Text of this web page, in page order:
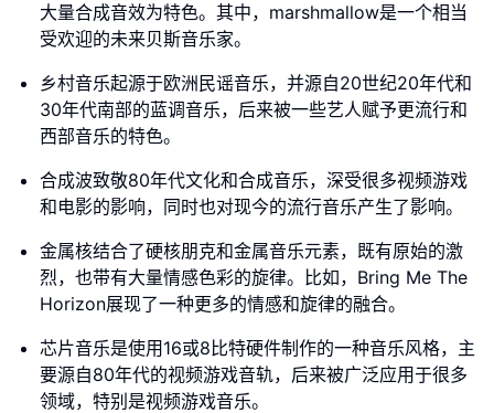
大量合成音效为特色。其中，marshmallow是一个相当
受欢迎的未来贝斯音乐家。
乡村音乐起源于欧洲民谣音乐，并源自20世纪20年代和
30年代南部的蓝调音乐，后来被一些艺人赋予更流行和
西部音乐的特色。
合成波致敬80年代文化和合成音乐，深受很多视频游戏
和电影的影响，同时也对现今的流行音乐产生了影响。
金属核结合了硬核朋克和金属音乐元素，既有原始的激
烈，也带有大量情感色彩的旋律。比如，Bring Me The
Horizon展现了一种更多的情感和旋律的融合。
芯片音乐是使用16或8比特硬件制作的一种音乐风格，主
要源自80年代的视频游戏音轨，后来被广泛应用于很多
领域，特别是视频游戏音乐。